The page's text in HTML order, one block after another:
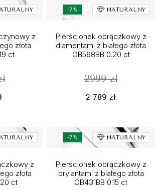
z
złota
ct
-7% NATURALNY
Pierścionek obrączkowy z
diamentami z białego złota
OB568BB 0.20 ct
2999 zł
2 789 zł
z
złota
ct
-7% NATURALNY
Pierścionek obrączkowy z
brylantami z białego złota
OB431BB 0.15 ct